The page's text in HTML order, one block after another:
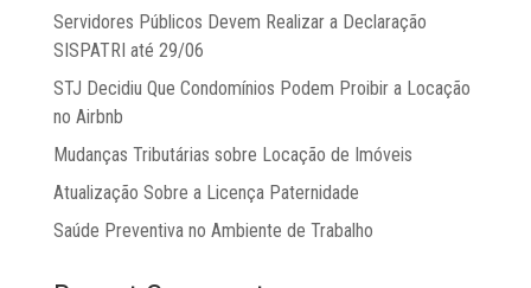
Servidores Públicos Devem Realizar a Declaração
SISPATRI até 29/06
STJ Decidiu Que Condomínios Podem Proibir a Locação
no Airbnb
Mudanças Tributárias sobre Locação de Imóveis
Atualização Sobre a Licença Paternidade
Saúde Preventiva no Ambiente de Trabalho